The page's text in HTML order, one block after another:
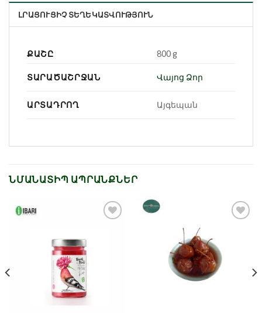
ԼՐԱՑՈՒՑԻՉ ՏԵՂԵԿԱՏՎՈՒԹՅՈՒՆ
ՔԱՇԸ 800 g
ՏԱՐԱԾԱՇՐՋԱՆ Վայոց Ձոր
ԱՐՏԱԴՐՈՂ Այգեպան
ՆՄԱՆԱՏԻՊ ԱՊՐԱՆՔՆԵՐ
նախընտրած